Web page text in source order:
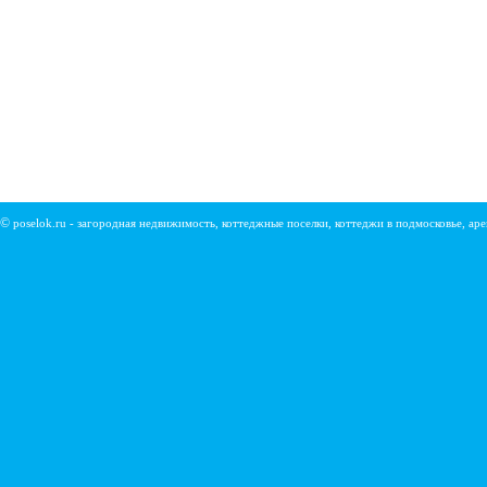
© poselok.ru - загородная недвижимость, коттеджные поселки, коттеджи в подмосковье,